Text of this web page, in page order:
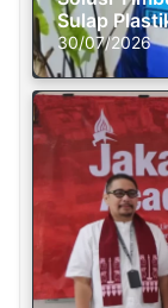
Sulap
30/07/2026